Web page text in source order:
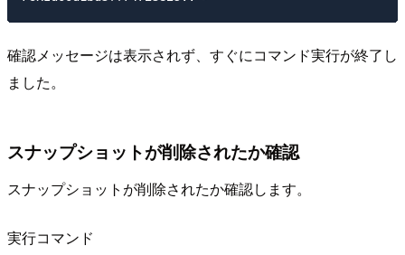
確認メッセージは表示されず、すぐにコマンド実行が終了し
ました。
スナップショットが削除されたか確認
スナップショットが削除されたか確認します。
実行コマンド